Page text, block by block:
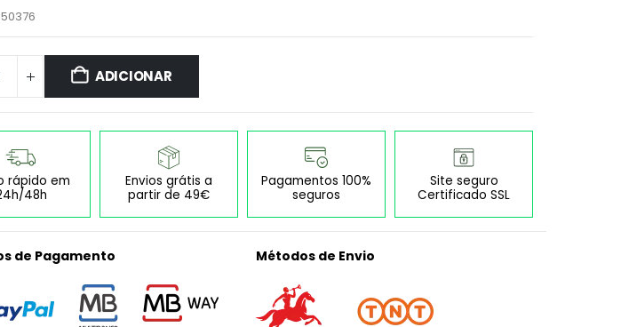
ADICIONAR
rápido em
48h
Envios grátis a
partir de 49€
Pagamentos 100%
seguros
Site seguro
Certificado SSL
de Pagamento Métodos de Envio